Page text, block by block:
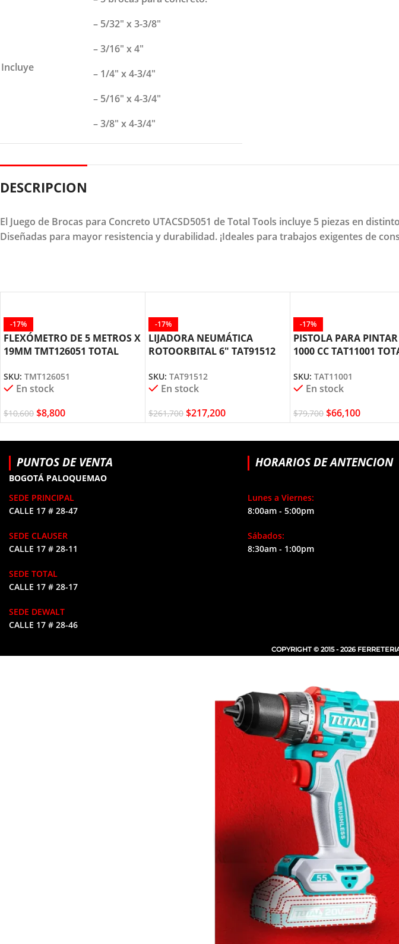
Incluye
– 5/32″ x 3-3/8″
– 3/16″ x 4″
– 1/4″ x 4-3/4″
– 5/16″ x 4-3/4″
– 3/8″ x 4-3/4″
DESCRIPCION
El Juego de Brocas para Concreto UTACSD5051 de Total Tools incluye 5 piezas en
Diseñadas para mayor resistencia y durabilidad. ¡Ideales para trabajos exigentes de
-17%
FLEXÓMETRO DE 5 METROS X
19MM TMT126051 TOTAL
SKU: TMT126051
En stock
$10,600 $8,800
-17%
LIJADORA NEUMÁTICA
ROTOORBITAL 6″ TAT91512
SKU: TAT91512
En stock
$261,700 $217,200
-17%
PISTOLA PARA
1000 CC TAT11001
SKU: TAT11001
En stock
$79,700 $66,100
PUNTOS DE VENTA
BOGOTÁ PALOQUEMAO
SEDE PRINCIPAL
CALLE 17 # 28-47
SEDE CLAUSER
CALLE 17 # 28-11
SEDE TOTAL
CALLE 17 # 28-17
SEDE DEWALT
CALLE 17 # 28-46
HORARIOS DE ANTENCION
Lunes a Viernes:
8:00am - 5:00pm
Sábados:
8:30am - 1:00pm
COPYRIGHT © 2015 - 2026